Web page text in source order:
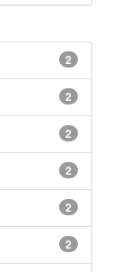
2
2
2
2
2
2